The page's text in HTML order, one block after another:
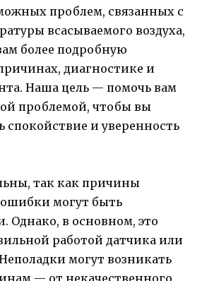
проблем, связанных с
всасываемого воздуха,
более подробную
диагностике и
Наша цель — помочь вам
проблемой, чтобы вы
спокойствие и уверенность
так как причины
могут быть
Однако, в основном, это
работой датчика или
могут возникать
— от некачественного